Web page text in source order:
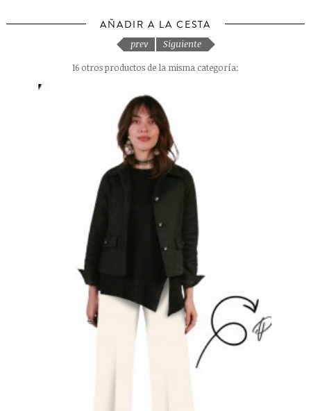
AÑADIR A LA CESTA
16 otros productos de la misma categoría:
prev Siguiente